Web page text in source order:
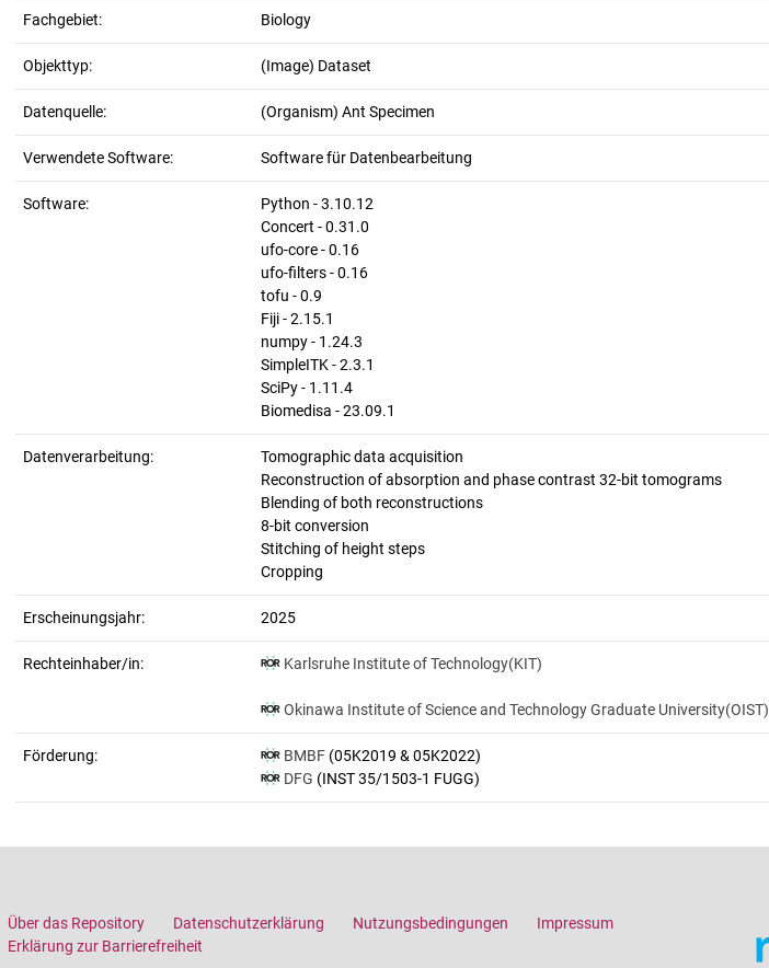
Fachgebiet: Biology
Objekttyp: (Image) Dataset
Datenquelle: (Organism) Ant Specimen
Verwendete Software: Software für Datenbearbeitung
Software:
Python - 3.10.12
Concert - 0.31.0
ufo-core - 0.16
ufo-filters - 0.16
tofu - 0.9
Fiji - 2.15.1
numpy - 1.24.3
SimpleITK - 2.3.1
SciPy - 1.11.4
Biomedisa - 23.09.1
Datenverarbeitung:
Tomographic data acquisition
Reconstruction of absorption and phase contrast 32-bit tomograms
Blending of both reconstructions
8-bit conversion
Stitching of height steps
Cropping
Erscheinungsjahr: 2025
Rechteinhaber/in: Karlsruhe Institute of Technology(KIT)
Okinawa Institute of Science and Technology Graduate University(OIST)
Förderung: BMBF (05K2019 & 05K2022)
DFG (INST 35/1503-1 FUGG)
Über das Repository Datenschutzerklärung Nutzungsbedingungen
Impressum
Erklärung zur Barrierefreiheit